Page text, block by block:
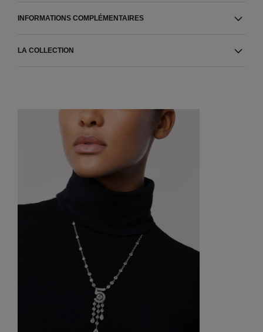
INFORMATIONS COMPLÉMENTAIRES
LA COLLECTION